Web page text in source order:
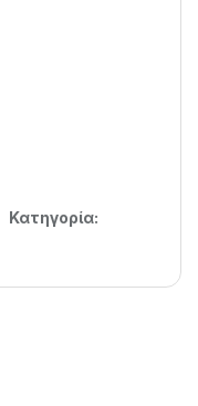
Κατηγορία: